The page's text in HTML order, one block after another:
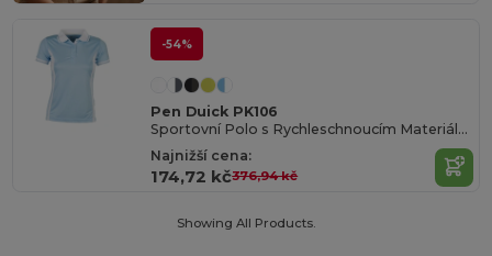
-54%
Pen Duick PK106
Sportovní Polo s Rychleschnoucím Materiálem
Najnižší cena:
174,72 kč376,94 kč
Showing All Products.